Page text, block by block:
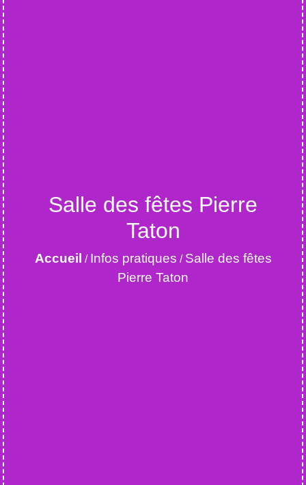
Salle des fêtes Pierre
Taton
Accueil / Infos pratiques / Salle des fêtes
Pierre Taton